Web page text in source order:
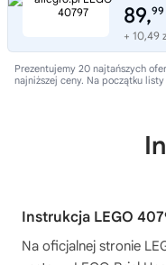
89,99
+ 10,49
Prezentujemy 20 najtańszych
najniższej ceny. Na początku
Instrukcja LEGO
Na oficjalnej stronie